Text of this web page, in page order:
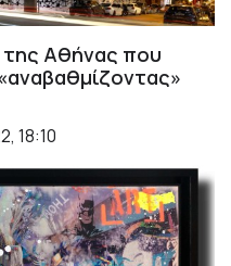
της Αθήνας που
18:10